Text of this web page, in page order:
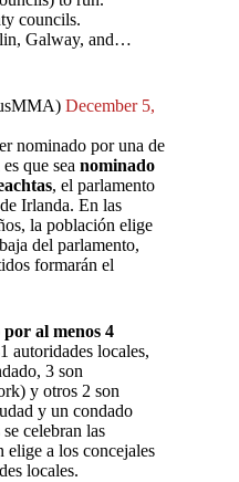
councils.
Galway, and…
December 5,
nominado por una de
que sea nominado
, el parlamento
Irlanda. En las
la población elige
del parlamento,
formarán el
al menos 4
autoridades locales,
3 son
y otros 2 son
y un condado
celebran las
elige a los concejales
locales.